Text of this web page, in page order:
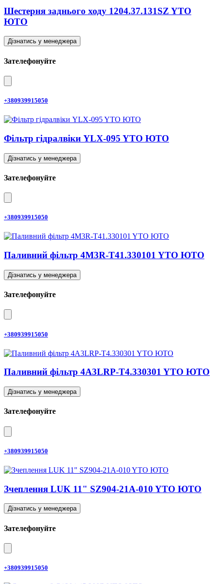
Шестерня заднього ходу 1204.37.131SZ YTO
ЮТО
Дізнатись у менеджера
Зателефонуйте
+380939915050
Фільтр гідралвіки YLX-095 YTO ЮТО
Дізнатись у менеджера
Зателефонуйте
+380939915050
Паливний фільтр 4M3R-T41.330101 YTO ЮТО
Дізнатись у менеджера
Зателефонуйте
+380939915050
Паливний фільтр 4A3LRP-T4.330301 YTO ЮТО
Дізнатись у менеджера
Зателефонуйте
+380939915050
Зчеплення LUK 11" SZ904-21A-010 YTO ЮТО
Дізнатись у менеджера
Зателефонуйте
+380939915050